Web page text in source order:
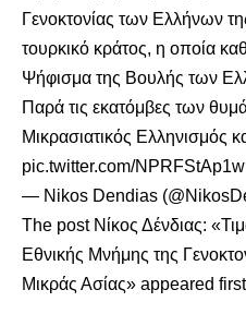
Γενοκτονίας των Ελλήνων
τουρκικό κράτος, η οποία
Ψήφισμα της Βουλής των
Παρά τις εκατόμβες των
Μικρασιατικός Ελληνισμός
pic.twitter.com/NPRFStAp1w
— Nikos Dendias
The post Νίκος Δένδιας:
Εθνικής Μνήμης της
Μικράς Ασίας» appeared